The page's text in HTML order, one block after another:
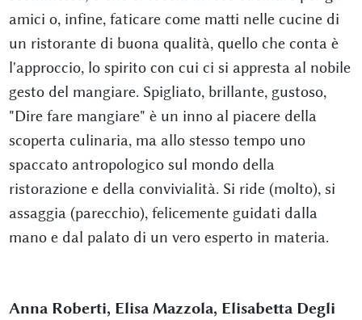
amici o, infine, faticare come matti nelle cucine di
un ristorante di buona qualità, quello che conta è
l'approccio, lo spirito con cui ci si appresta al nobile
gesto del mangiare. Spigliato, brillante, gustoso,
"Dire fare mangiare" è un inno al piacere della
scoperta culinaria, ma allo stesso tempo uno
spaccato antropologico sul mondo della
ristorazione e della convivialità. Si ride (molto), si
assaggia (parecchio), felicemente guidati dalla
mano e dal palato di un vero esperto in materia.
Anna Roberti, Elisa Mazzola, Elisabetta Degli